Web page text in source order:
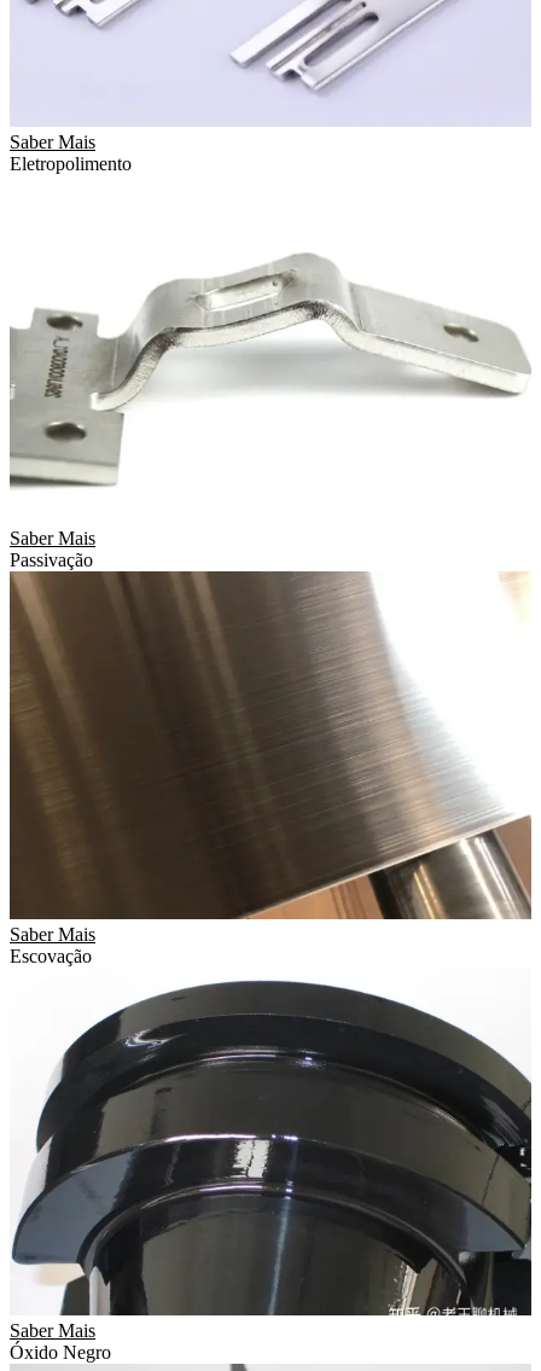
Saber Mais
Eletropolimento
Saber Mais
Passivação
Saber Mais
Escovação
Saber Mais
Óxido Negro